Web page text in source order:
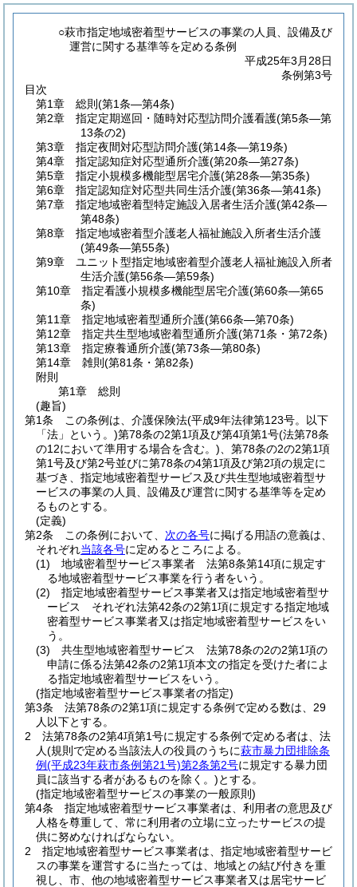
○萩市指定地域密着型サービスの事業の人員、設備及び
運営に関する基準等を定める条例
平成25年3月28日
条例第3号
目次
第1章
総則 (第1条―第4条)
第2章
指定定期巡回・随時対応型訪問介護看護(第5条―第
13条の2)
第3章
指定夜間対応型訪問介護(第14条―第19条)
第4章
指定認知症対応型通所介護(第20条―第27条)
第5章
指定小規模多機能型居宅介護(第28条―第35条)
第6章
指定認知症対応型共同生活介護(第36条―第41条)
第7章
指定地域密着型特定施設入居者生活介護(第42条―
第48条)
第8章
指定地域密着型介護老人福祉施設入所者生活介護
(第49条―第55条)
第9章
ユニット型指定地域密着型介護老人福祉施設入所者
生活介護(第56条―第59条)
第10章
指定看護小規模多機能型居宅介護(第60条―第65
条)
第11章
指定地域密着型通所介護(第66条―第70条)
第12章
指定共生型地域密着型通所介護(第71条・第72条)
第13章
指定療養通所介護(第73条―第80条)
第14章
雑則 (第81条・第82条)
附則
第1章
総則
(趣旨)
第1条
この条例は、介護保険法(平成9年法律第123号。以下
「法」という。)第78条の2第1項及び第4項第1号(法第78条
の12において準用する場合を含む。) 、第78条の2の2第1項
第1号及び第2号並びに第78条の4第1項及び第2項の規定に
基づき、指定地域密着型サービス及び共生型地域密着型サ
ービスの事業の人員、設備及び運営に関する基準等を定め
るものとする。
(定義)
第2条
この条例において、 次の各号に掲げる用語の意義は、
それぞれ当該各号に定めるところによる。
(1)
地域密着型サービス事業者 法第8条第14項に規定す
る地域密着型サービス事業を行う者をいう。
(2)
指定地域密着型サービス事業者又は指定地域密着型サ
ービス それぞれ法第42条の2第1項に規定する指定地域
密着型サービス事業者又は指定地域密着型サービスをい
う。
(3)
共生型地域密着型サービス 法第78条の2の2第1項の
申請に係る法第42条の2第1項本文の指定を受けた者によ
る指定地域密着型サービスをいう。
(指定地域密着型サービス事業者の指定)
第3条
法第78条の2第1項に規定する条例で定める数は、29
人以下とする。
2
法第78条の2第4項第1号に規定する条例で定める者は、法
人(規則で定める当該法人の役員のうちに萩市暴力団排除条
例(平成23年萩市条例第21号)第2条第2号に規定する暴力団
員に該当する者があるものを除く。)とする。
(指定地域密着型サービスの事業の一般原則)
第4条
指定地域密着型サービス事業者は、利用者の意思及び
人格を尊重して、常に利用者の立場に立ったサービスの提
供に努めなければならない。
2
指定地域密着型サービス事業者は、指定地域密着型サービ
スの事業を運営するに当たっては、地域との結び付きを重
視し、市、他の地域密着型サービス事業者又は居宅サービ